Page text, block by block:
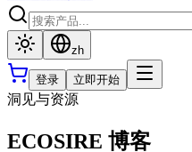
zh
登录 立即开始
洞见与资源
ECOSIRE 博客